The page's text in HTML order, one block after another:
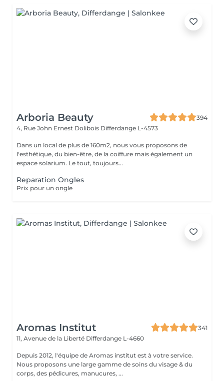
Arboria Beauty
394
4, Rue John Ernest Dolibois Differdange L-4573
Dans un local de plus de 160m2, nous vous proposons de
l'esthétique, du bien-être, de la coiffure mais également un
espace solarium. Le tout, toujours...
Reparation Ongles
Prix pour un ongle
Aromas Institut
341
11, Avenue de la Liberté Differdange L-4660
Depuis 2012, l'équipe de Aromas institut est à votre service.
Nous proposons une large gamme de soins du visage & du
corps, des pédicures, manucures, ...